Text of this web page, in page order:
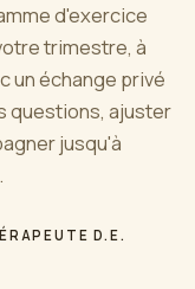
d'exercice
trimestre, à
un échange privé
questions, ajuster
jusqu'à
D.E.